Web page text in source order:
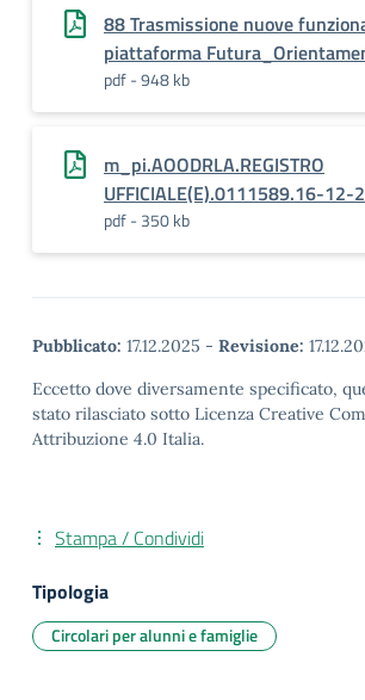
88 Trasmissione nuove
piattaforma
pdf - 948 kb
m_pi.AOODRLA.REGISTRO
UFFICIALE(E).0111589.16-12-
pdf - 350 kb
Pubblicato: 17.12.2025 - Revisione:
Eccetto dove diversamente specificato,
stato rilasciato sotto Licenza Creative
Attribuzione 4.0 Italia.
Stampa / Condividi
Tipologia
Circolari per alunni e famiglie